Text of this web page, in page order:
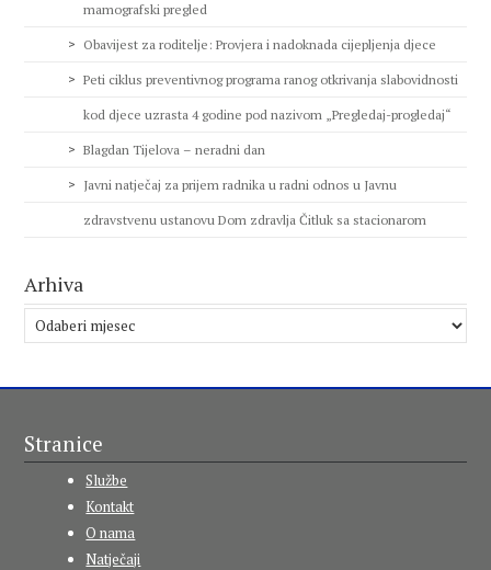
mamografski pregled
Obavijest za roditelje: Provjera i nadoknada cijepljenja djece
Peti ciklus preventivnog programa ranog otkrivanja slabovidnosti
kod djece uzrasta 4 godine pod nazivom „Pregledaj-progledaj“
Blagdan Tijelova – neradni dan
Javni natječaj za prijem radnika u radni odnos u Javnu
zdravstvenu ustanovu Dom zdravlja Čitluk sa stacionarom
Arhiva
Arhiva
Stranice
Službe
Kontakt
O nama
Natječaji